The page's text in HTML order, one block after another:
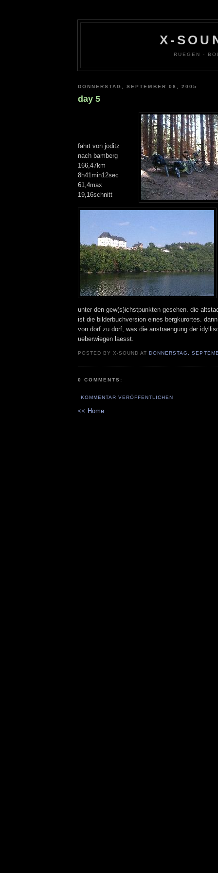
X-
RUEGEN -
DONNERSTAG, SEPTEMBER 08, 2005
day 5
fahrt von joditz
nach bamberg
166,47km
8h41min12sec
61,4max
19,16schnitt
unter den gew(s)ichstpunkten gesehen. die
ist die bilderbuchversion eines bergkurortes.
von dorf zu dorf, was die anstraengung der
ueberwiegen laesst.
POSTED BY X-SOUND ATDONNERSTAG,
0 COMMENTS:
KOMMENTAR VERÖFFENTLICHEN
<< Home